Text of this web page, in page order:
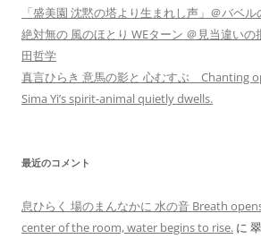
「盛美園 沈黙の塔より生まれし声」＠バベ
絶対無の 風のほとり WEターン ＠見当違い
田哲学
真言ひらき 意馬の影と 心むすぶ Chanting
Sima Yi’s spirit-animal quietly dwells.
最近のコメント
息ひらく 場のまんなかに 水の音 Breath
center of the room, water begins to rise. に